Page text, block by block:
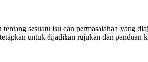
sesuatu isu dan permasalahan yang
untuk dijadikan rujukan dan panduan